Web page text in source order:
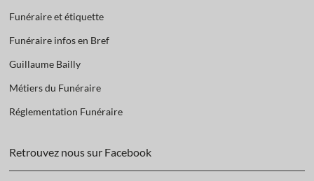
Funéraire et étiquette
Funéraire infos en Bref
Guillaume Bailly
Métiers du Funéraire
Réglementation Funéraire
Retrouvez nous sur Facebook